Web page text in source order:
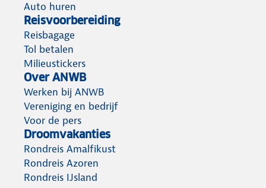
Auto huren
Reisvoorbereiding
Reisbagage
Tol betalen
Milieustickers
Over ANWB
Werken bij ANWB
Vereniging en bedrijf
Voor de pers
Droomvakanties
Rondreis Amalfikust
Rondreis Azoren
Rondreis IJsland